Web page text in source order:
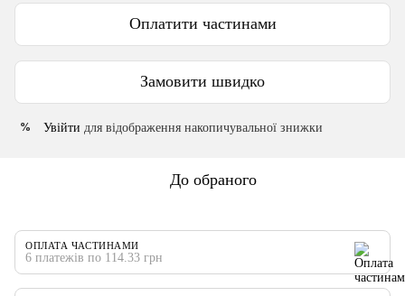
Оплатити частинами
Замовити швидко
% Увійти для відображення накопичувальної знижки
До обраного
ОПЛАТА ЧАСТИНАМИ
6 платежів по 114.33 грн